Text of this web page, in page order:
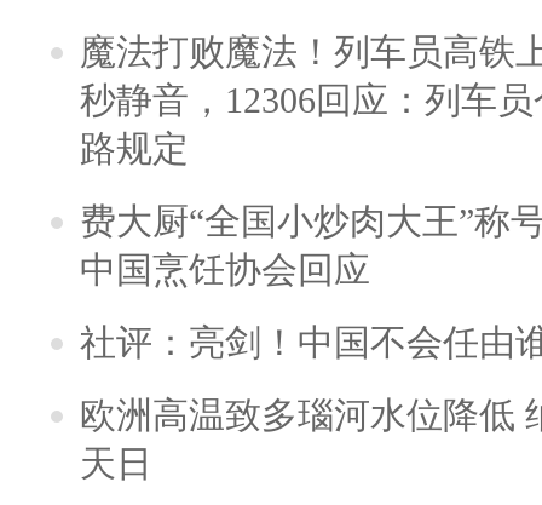
魔法打败魔法！列车员高铁
秒静音，12306回应：列车
路规定
费大厨“全国小炒肉大王”称
中国烹饪协会回应
社评：亮剑！中国不会任由
欧洲高温致多瑙河水位降低
天日